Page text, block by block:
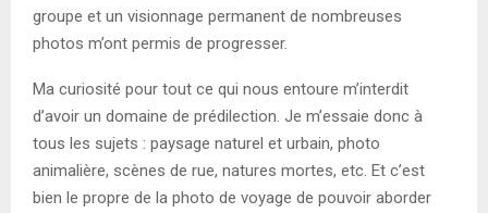
groupe et un visionnage permanent de nombreuses
photos m’ont permis de progresser.
Ma curiosité pour tout ce qui nous entoure m’interdit
d’avoir un domaine de prédilection. Je m’essaie donc à
tous les sujets : paysage naturel et urbain, photo
animalière, scènes de rue, natures mortes, etc. Et c’est
bien le propre de la photo de voyage de pouvoir aborder